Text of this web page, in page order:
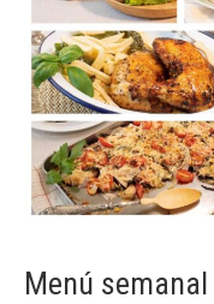
Menú